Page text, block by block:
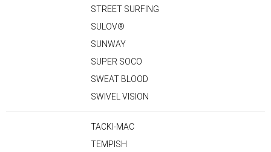
STREET SURFING
SULOV®
SUNWAY
SUPER SOCO
SWEAT BLOOD
SWIVEL VISION
TACKI-MAC
TEMPISH